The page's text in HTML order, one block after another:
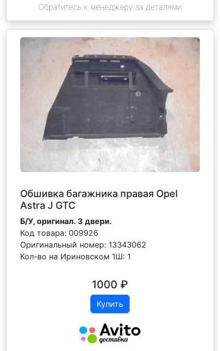
Обратитесь к менеджеру за деталями
Обшивка багажника правая Opel
Astra J GTC
Б/У, оригинал. 3 двери.
Код товара: 009926
Оригинальный номер: 13343062
Кол-во на Ириновском 1Ш: 1
1000 ₽
Купить